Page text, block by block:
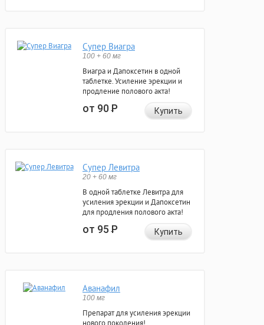
Супер Виагра
100 + 60 мг
Виагра и Дапоксетин в одной
таблетке. Усиление эрекции и
продление полового акта!
от 90Р Купить
Супер Левитра
20 + 60 мг
В одной таблетке Левитра для
усиления эрекции и Дапоксетин
для продления полового акта!
от 95Р Купить
Аванафил
100 мг
Препарат для усиления эрекции